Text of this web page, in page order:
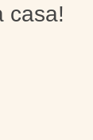
casa!